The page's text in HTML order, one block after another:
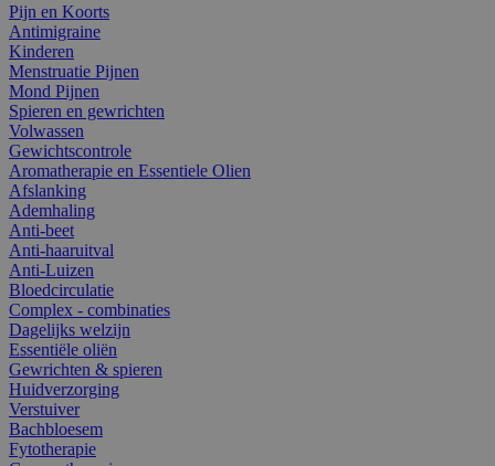
Pijn en Koorts
Antimigraine
Kinderen
Menstruatie Pijnen
Mond Pijnen
Spieren en gewrichten
Volwassen
Gewichtscontrole
Aromatherapie en Essentiele Olien
Afslanking
Ademhaling
Anti-beet
Anti-haaruitval
Anti-Luizen
Bloedcirculatie
Complex - combinaties
Dagelijks welzijn
Essentiële oliën
Gewrichten & spieren
Huidverzorging
Verstuiver
Bachbloesem
Fytotherapie